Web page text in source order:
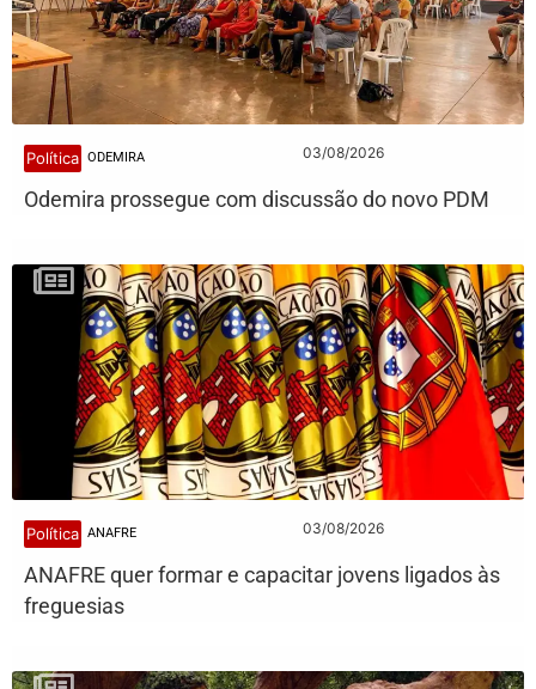
Política ODEMIRA 03/08/2026
Odemira prossegue com discussão do novo PDM
Política ANAFRE 03/08/2026
ANAFRE quer formar e capacitar jovens ligados às
freguesias